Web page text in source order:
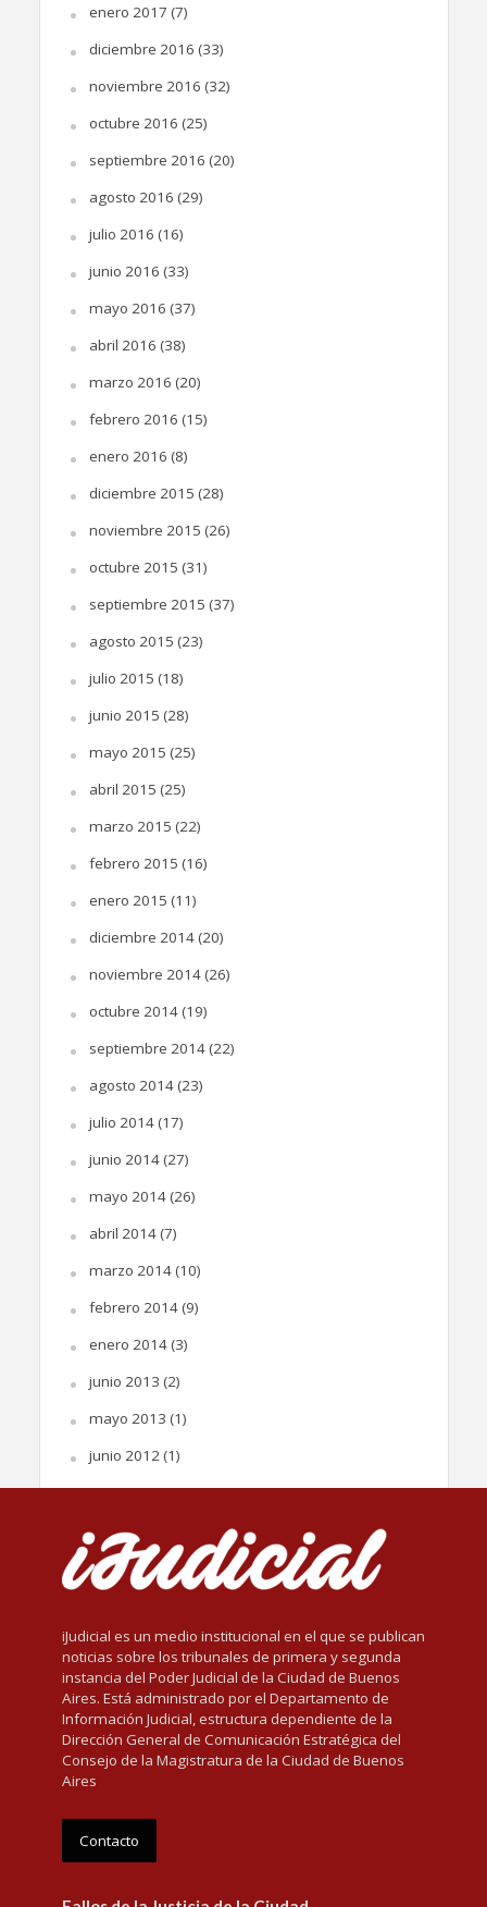
enero 2017 (7)
diciembre 2016 (33)
noviembre 2016 (32)
octubre 2016 (25)
septiembre 2016 (20)
agosto 2016 (29)
julio 2016 (16)
junio 2016 (33)
mayo 2016 (37)
abril 2016 (38)
marzo 2016 (20)
febrero 2016 (15)
enero 2016 (8)
diciembre 2015 (28)
noviembre 2015 (26)
octubre 2015 (31)
septiembre 2015 (37)
agosto 2015 (23)
julio 2015 (18)
junio 2015 (28)
mayo 2015 (25)
abril 2015 (25)
marzo 2015 (22)
febrero 2015 (16)
enero 2015 (11)
diciembre 2014(20)
noviembre 2014(26)
octubre 2014(19)
septiembre 2014(22)
agosto 2014(23)
julio 2014(17)
junio 2014(27)
mayo 2014(26)
abril 2014(7)
marzo 2014(10)
febrero 2014(9)
enero 2014(3)
junio 2013 (2)
mayo 2013 (1)
junio 2012(1)
iJudicial es un medio institucional en el que se publican
noticias sobre los tribunales de primera y segunda
instancia del Poder Judicial de la Ciudad de Buenos
Aires. Está administrado por el Departamento de
Información Judicial, estructura dependiente de la
Dirección General de Comunicación Estratégica del
Consejo de la Magistratura de la Ciudad de Buenos
Aires
Contacto